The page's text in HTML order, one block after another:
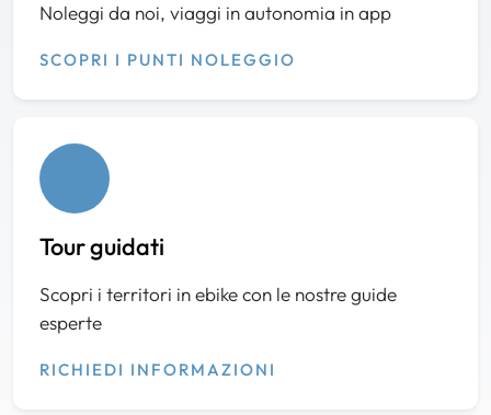
Noleggi da noi, viaggi in autonomia in app
SCOPRI I PUNTI NOLEGGIO
Tour guidati
Scopri i territori in ebike con le nostre guide
esperte
RICHIEDI INFORMAZIONI